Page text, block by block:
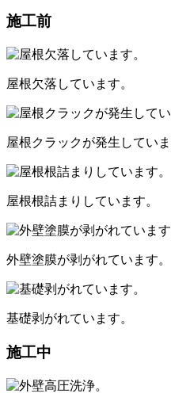
施工前
屋根欠落しています。
屋根クラックが発生していま
屋根根詰まりしています。
外壁塗膜が剥がれています。
基礎剥がれています。
施工中